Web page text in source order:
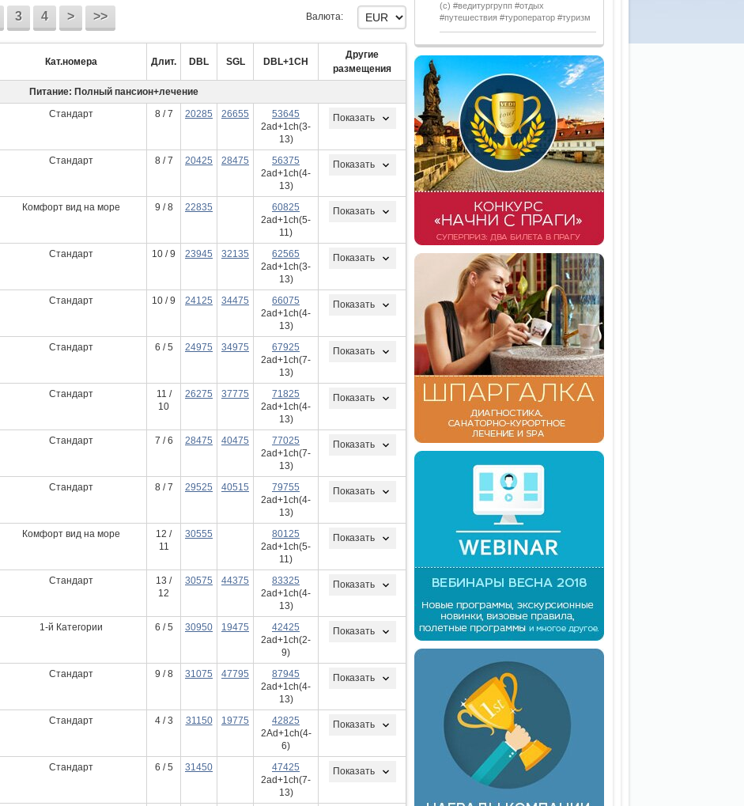
3 4 > >> Валюта:
Кат.номера Длит. DBL SGL DBL+1CH
Другие
размещения
Питание: Полный пансион+лечение
Стандарт 8 / 7 20285 26655
53645
2ad+1ch(3-
13)
Показать
Стандарт 8 / 7 20425 28475
56375
2ad+1ch(4-
13)
Показать
Комфорт вид на море 9 / 8 22835
60825
2ad+1ch(5-
11)
Показать
Стандарт 10 / 9 23945 32135
62565
2ad+1ch(3-
13)
Показать
Стандарт 10 / 9 24125 34475
66075
2ad+1ch(4-
13)
Показать
Стандарт 6 / 5 24975 34975
67925
2ad+1ch(7-
13)
Показать
Стандарт
11 /
10
26275 37775
71825
2ad+1ch(4-
13)
Показать
Стандарт 7 / 6 28475 40475
77025
2ad+1ch(7-
13)
Показать
Стандарт 8 / 7 29525 40515
79755
2ad+1ch(4-
13)
Показать
Комфорт вид на море
12 /
11
30555
80125
2ad+1ch(5-
11)
Показать
Стандарт
13 /
12
30575 44375
83325
2ad+1ch(4-
13)
Показать
1-й Категории 6 / 5 30950 19475
42425
2ad+1ch(2-
9)
Показать
Стандарт 9 / 8 31075 47795
87945
2ad+1ch(4-
13)
Показать
Стандарт 4 / 3 31150 19775
42825
2Ad+1ch(4-
6)
Показать
Стандарт 6 / 5 31450
47425
2ad+1ch(7-
13)
Показать
(с) #ведитургрупп #отдых
#путешествия #туроператор #туризм